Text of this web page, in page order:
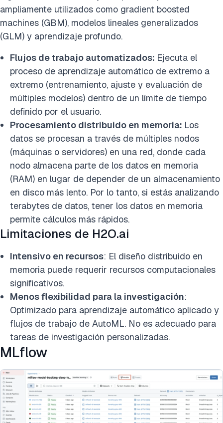
ampliamente utilizados como gradient boosted
machines (GBM), modelos lineales generalizados
(GLM) y aprendizaje profundo.
Flujos de trabajo automatizados: Ejecuta el
proceso de aprendizaje automático de extremo a
extremo (entrenamiento, ajuste y evaluación de
múltiples modelos) dentro de un límite de tiempo
definido por el usuario.
Procesamiento distribuido en memoria: Los
datos se procesan a través de múltiples nodos
(máquinas o servidores) en una red, donde cada
nodo almacena parte de los datos en memoria
(RAM) en lugar de depender de un almacenamiento
en disco más lento. Por lo tanto, si estás analizando
terabytes de datos, tener los datos en memoria
permite cálculos más rápidos.
Limitaciones de H2O.ai
Intensivo en recursos: El diseño distribuido en
memoria puede requerir recursos computacionales
significativos.
Menos flexibilidad para la investigación:
Optimizado para aprendizaje automático aplicado y
flujos de trabajo de AutoML. No es adecuado para
tareas de investigación personalizadas.
MLflow